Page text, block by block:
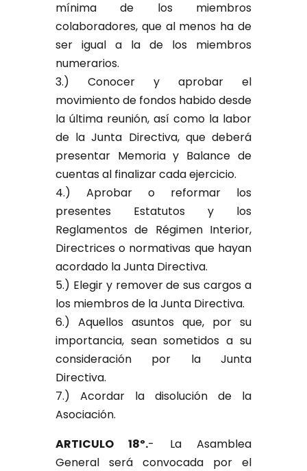
mínima de los miembros
colaboradores, que al menos ha de
ser igual a la de los miembros
numerarios.
3.) Conocer y aprobar el
movimiento de fondos habido desde
la última reunión, así como la labor
de la Junta Directiva, que deberá
presentar Memoria y Balance de
cuentas al finalizar cada ejercicio.
4.) Aprobar o reformar los
presentes Estatutos y los
Reglamentos de Régimen Interior,
Directrices o normativas que hayan
acordado la Junta Directiva.
5.) Elegir y remover de sus cargos a
los miembros de la Junta Directiva.
6.) Aquellos asuntos que, por su
importancia, sean sometidos a su
consideración por la Junta
Directiva.
7.) Acordar la disolución de la
Asociación.
ARTICULO 18º.- La Asamblea
General será convocada por el